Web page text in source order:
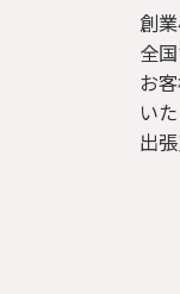
創
全
お
いた
出